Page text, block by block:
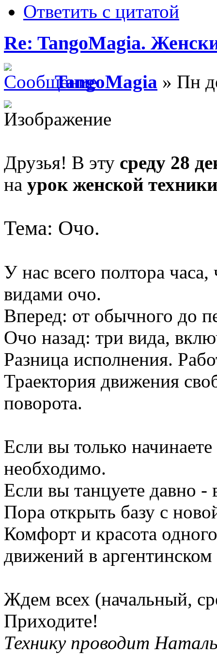
Ответить с цитатой
Re: TangoMagia.
TangoMagia » Пн
Друзья! В эту среду 28
на урок женской техники
Тема: Очо.
У нас всего полтора
видами очо.
Вперед: от обычного до
Очо назад: три вида,
Разница исполнения.
Траектория движения
поворота.
Если вы только
необходимо.
Если вы танцуете давно
Пора открыть базу с
Комфорт и красота
движений в аргентинском
Ждем всех (начальный,
Приходите!
Технику проводит